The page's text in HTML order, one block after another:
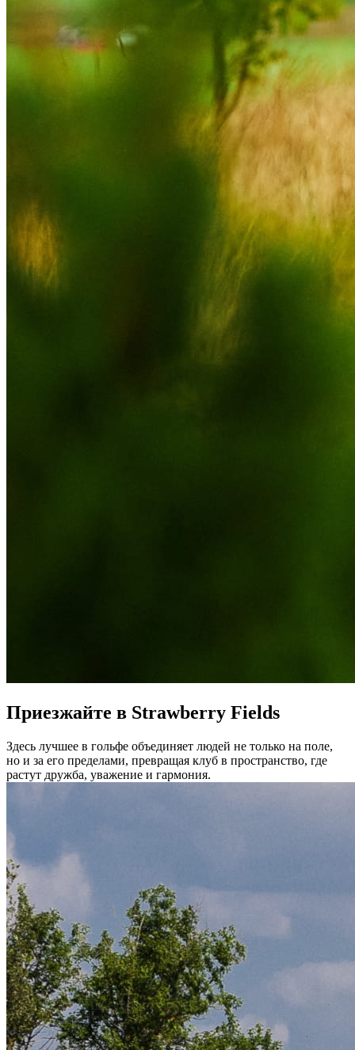
Приезжайте в Strawberry Fields
Здесь лучшее в гольфе объединяет людей не только на поле,
но и за его пределами, превращая клуб в пространство, где
растут дружба, уважение и гармония.